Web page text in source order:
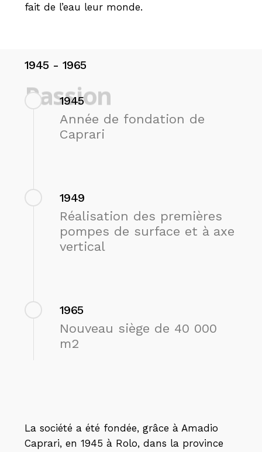
fait de l’eau leur monde.
1945 - 1965
Passion
1945
Année de fondation de
Caprari
1949
Réalisation des premières
pompes de surface et à axe
vertical
1965
Nouveau siège de 40 000
m2
La société a été fondée, grâce à Amadio
Caprari, en 1945 à Rolo, dans la province